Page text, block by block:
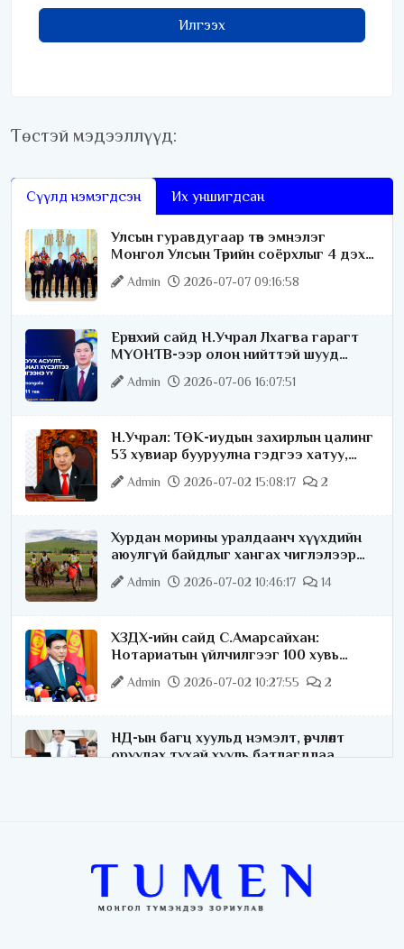
Илгээх
Төстэй мэдээллүүд:
Сүүлд нэмэгдсэн Их уншигдсан
Улсын гуравдугаар төв эмнэлэг
Монгол Улсын Төрийн соёрхлыг 4 дэх
удаагаа хүртлээ
Admin 2026-07-07 09:16:58
Ерөнхий сайд Н.Учрал Лхагва гарагт
МҮОНТВ-ээр олон нийттэй шууд
ярилцана
Admin 2026-07-06 16:07:51
Н.Учрал: ТӨК-иудын захирлын цалинг
53 хувиар бууруулна гэдгээ хатуу,
хариуцлагатайгаар хэлье
Admin 2026-07-02 15:08:17 2
Хурдан морины уралдаанч хүүхдийн
аюулгүй байдлыг хангах чиглэлээр
ажиллаж байна
Admin 2026-07-02 10:46:17 14
ХЗДХ-ийн сайд С.Амарсайхан:
Нотариатын үйлчилгээг 100 хувь
цахимжуулна
Admin 2026-07-02 10:27:55 2
НД-ын багц хуульд нэмэлт, өөрчлөлт
оруулах тухай хууль батлагдлаа
хяналт тавина
Admin 2026-07-02 09:10:46